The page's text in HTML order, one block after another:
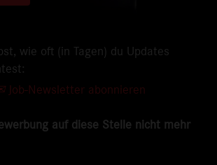
wie oft (in Tagen) du Updates
Job-Newsletter abonnieren
auf diese Stelle nicht mehr